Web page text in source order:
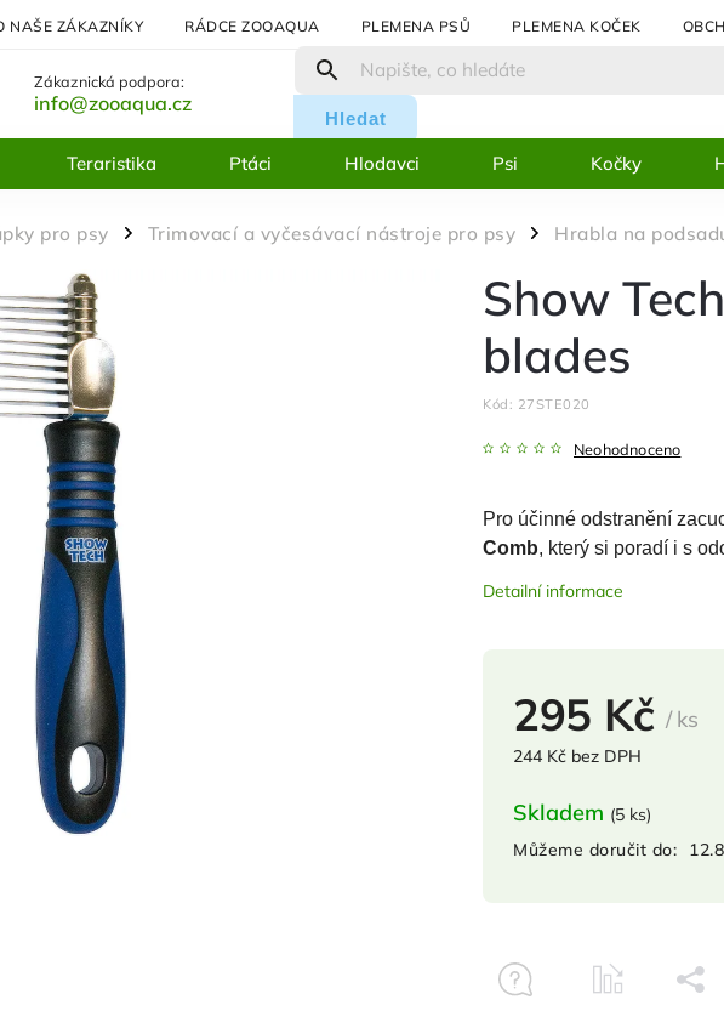
NAŠE ZÁKAZNÍKY RÁDCE ZOOAQUA PLEMENA PSŮ PLEMENA KOČEK
Zákaznická podpora:
info@zooaqua.cz
Hledat
Teraristika Ptáci Hlodavci Psi Kočky
pro psy / Trimovací a vyčesávací nástroje pro psy / Hrabla na
295 Kč / ks
244 Kč bez DPH
Skladem (5 ks)
Můžeme doručit do:
Show
blades
Kód: 27STE020
Neohodnoceno
Pro účinné odstranění
Comb, který si poradí i s
Detailní informace